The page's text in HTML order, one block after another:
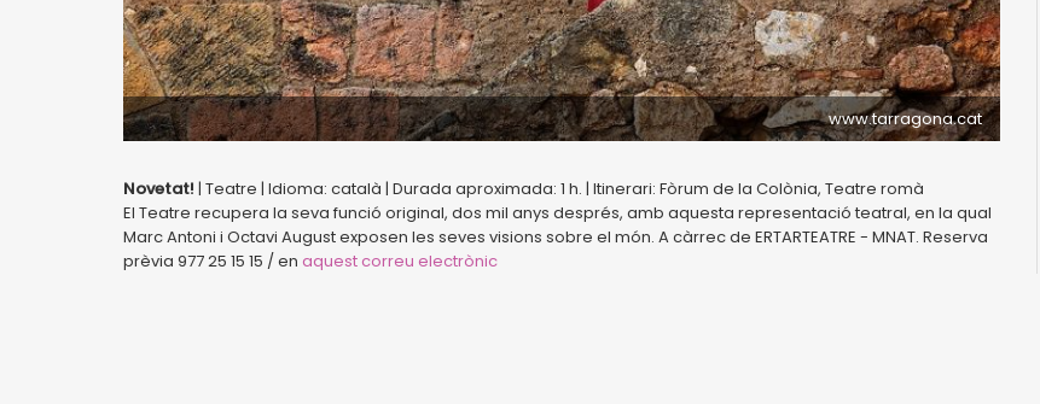
www.tarragona.cat
Novetat! | Teatre | Idioma: català | Durada aproximada: 1 h. | Itinerari: Fòrum de la Colònia, Teatre romà
El Teatre recupera la seva funció original, dos mil anys després, amb aquesta representació teatral, en la qual
Marc Antoni i Octavi August exposen les seves visions sobre el món. A càrrec de ERTARTEATRE - MNAT. Reserva
prèvia 977 25 15 15 / en aquest correu electrònic